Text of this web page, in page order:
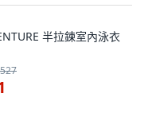
半拉鍊室內泳衣